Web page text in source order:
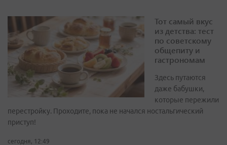
Тот самый вкус
из детства: тест
по советскому
общепиту и
гастрономам
Здесь путаются
даже бабушки,
которые пережили
перестройку. Проходите, пока не начался ностальгический
приступ!
сегодня, 12:49